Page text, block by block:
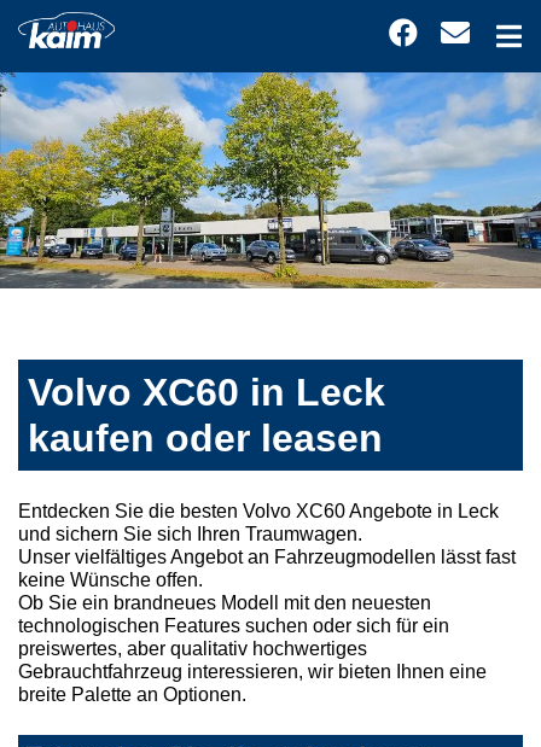
Volvo XC60 in Leck
kaufen oder leasen
Entdecken Sie die besten Volvo XC60 Angebote in Leck
und sichern Sie sich Ihren Traumwagen.
Unser vielfältiges Angebot an Fahrzeugmodellen lässt fast
keine Wünsche offen.
Ob Sie ein brandneues Modell mit den neuesten
technologischen Features suchen oder sich für ein
preiswertes, aber qualitativ hochwertiges
Gebrauchtfahrzeug interessieren, wir bieten Ihnen eine
breite Palette an Optionen.